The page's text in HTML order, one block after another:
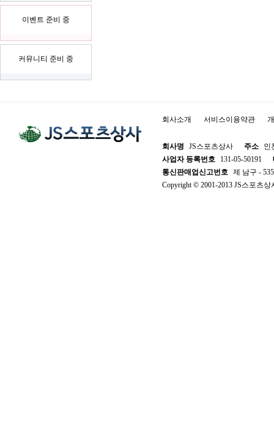
이벤트 준비 중
커뮤니티 준비 중
회사소개 서비스이용약관
회사명 JS스포츠상사 주소
인
사업자 등록번호
131-05-50191
통신판매업신고번호 제 남구 -
Copyright © 2001-2013 JS스포츠상